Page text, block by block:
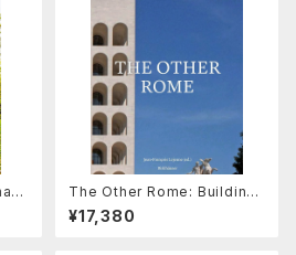
The Other Rome: Building
the Modern Metropolis 18
70-1960
¥17,380